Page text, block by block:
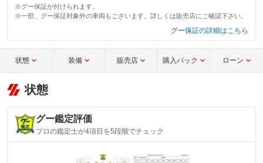
※グー保証が付けられます。
※一部、グー保証対象外の車両もございます。詳しくは販売店にご確認下さい。
グー保証の詳細はこちら
状態 装備 販売店 購入パック ローン
状態
グー鑑定評価
プロの鑑定士が4項目を5段階でチェック